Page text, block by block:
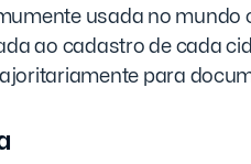
usada no mundo
ao cadastro de cada
para